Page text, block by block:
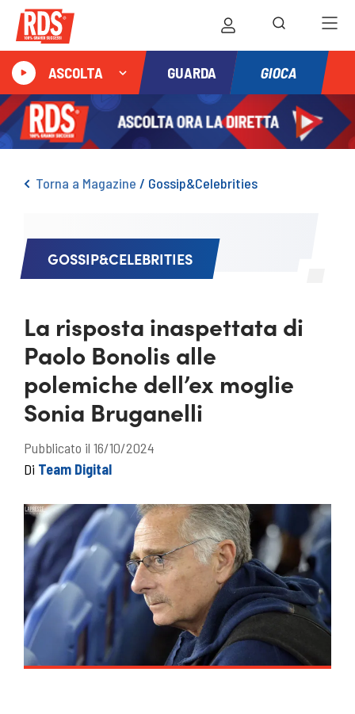
ASCOLTA GUARDA GIOCA
Torna a Magazine / Gossip&Celebrities
GOSSIP&CELEBRITIES
La risposta inaspettata di
Paolo Bonolis alle
polemiche dell’ex moglie
Sonia Bruganelli
Pubblicato il 16/10/2024
Di Team Digital